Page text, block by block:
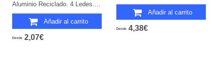
Aluminio Reciclado. 4 Ledes. 6 Acessorios. Pilas Botón Incluidas.
Añadir al carrito
Desde 2,07€
Añadir al carrito
Desde 4,38€